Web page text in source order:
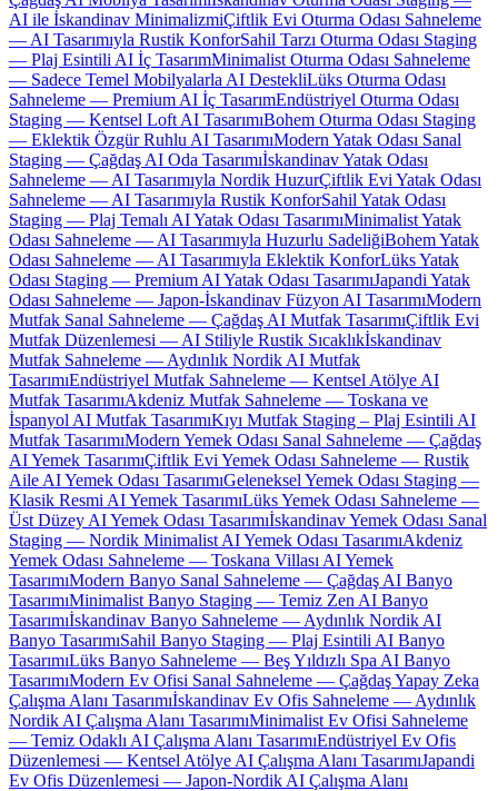
AI ile İskandinav MinimalizmiÇiftlik Evi Oturma Odası Sahneleme
— AI Tasarımıyla Rustik KonforSahil Tarzı Oturma Odası Staging
— Plaj Esintili AI İç TasarımMinimalist Oturma Odası Sahneleme
— Sadece Temel Mobilyalarla AI DestekliLüks Oturma Odası
Sahneleme — Premium AI İç TasarımEndüstriyel Oturma Odası
Staging — Kentsel Loft AI TasarımıBohem Oturma Odası Staging
— Eklektik Özgür Ruhlu AI TasarımıModern Yatak Odası Sanal
Staging — Çağdaş AI Oda Tasarımıİskandinav Yatak Odası
Sahneleme — AI Tasarımıyla Nordik HuzurÇiftlik Evi Yatak Odası
Sahneleme — AI Tasarımıyla Rustik KonforSahil Yatak Odası
Staging — Plaj Temalı AI Yatak Odası TasarımıMinimalist Yatak
Odası Sahneleme — AI Tasarımıyla Huzurlu SadeliğiBohem Yatak
Odası Sahneleme — AI Tasarımıyla Eklektik KonforLüks Yatak
Odası Staging — Premium AI Yatak Odası TasarımıJapandi Yatak
Odası Sahneleme — Japon-İskandinav Füzyon AI TasarımıModern
Mutfak Sanal Sahneleme — Çağdaş AI Mutfak TasarımıÇiftlik Evi
Mutfak Düzenlemesi — AI Stiliyle Rustik Sıcaklıkİskandinav
Mutfak Sahneleme — Aydınlık Nordik AI Mutfak
TasarımıEndüstriyel Mutfak Sahneleme — Kentsel Atölye AI
Mutfak TasarımıAkdeniz Mutfak Sahneleme — Toskana ve
İspanyol AI Mutfak TasarımıKıyı Mutfak Staging – Plaj Esintili AI
Mutfak TasarımıModern Yemek Odası Sanal Sahneleme — Çağdaş
AI Yemek TasarımıÇiftlik Evi Yemek Odası Sahneleme — Rustik
Aile AI Yemek Odası TasarımıGeleneksel Yemek Odası Staging —
Klasik Resmi AI Yemek TasarımıLüks Yemek Odası Sahneleme —
Üst Düzey AI Yemek Odası Tasarımıİskandinav Yemek Odası Sanal
Staging — Nordik Minimalist AI Yemek Odası TasarımıAkdeniz
Yemek Odası Sahneleme — Toskana Villası AI Yemek
TasarımıModern Banyo Sanal Sahneleme — Çağdaş AI Banyo
TasarımıMinimalist Banyo Staging — Temiz Zen AI Banyo
Tasarımıİskandinav Banyo Sahneleme — Aydınlık Nordik AI
Banyo TasarımıSahil Banyo Staging — Plaj Esintili AI Banyo
TasarımıLüks Banyo Sahneleme — Beş Yıldızlı Spa AI Banyo
TasarımıModern Ev Ofisi Sanal Sahneleme — Çağdaş Yapay Zeka
Çalışma Alanı Tasarımıİskandinav Ev Ofis Sahneleme — Aydınlık
Nordik AI Çalışma Alanı TasarımıMinimalist Ev Ofisi Sahneleme
— Temiz Odaklı AI Çalışma Alanı TasarımıEndüstriyel Ev Ofis
Düzenlemesi — Kentsel Atölye AI Çalışma Alanı TasarımıJapandi
Ev Ofis Düzenlemesi — Japon-Nordik AI Çalışma Alanı